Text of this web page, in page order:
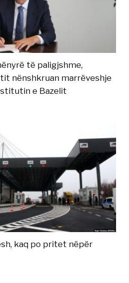
të paligjshme,
nënshkruan marrëveshje
e Bazelit
kaq po pritet nëpër